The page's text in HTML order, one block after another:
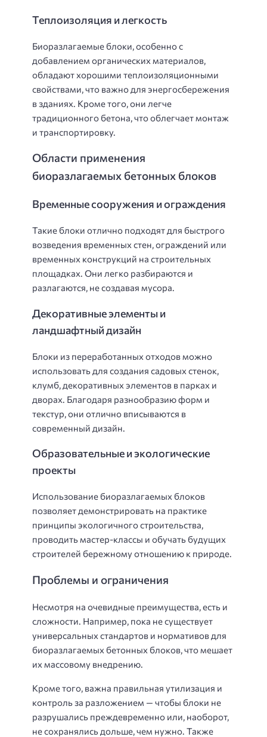
Теплоизоляция и легкость
Биоразлагаемые блоки, особенно с
добавлением органических материалов,
обладают хорошими теплоизоляционными
свойствами, что важно для энергосбережения
в зданиях. Кроме того, они легче
традиционного бетона, что облегчает монтаж
и транспортировку.
Области применения
биоразлагаемых бетонных блоков
Временные сооружения и ограждения
Такие блоки отлично подходят для быстрого
возведения временных стен, ограждений или
временных конструкций на строительных
площадках. Они легко разбираются и
разлагаются, не создавая мусора.
Декоративные элементы и
ландшафтный дизайн
Блоки из переработанных отходов можно
использовать для создания садовых стенок,
клумб, декоративных элементов в парках и
дворах. Благодаря разнообразию форм и
текстур, они отлично вписываются в
современный дизайн.
Образовательные и экологические
проекты
Использование биоразлагаемых блоков
позволяет демонстрировать на практике
принципы экологичного строительства,
проводить мастер-классы и обучать будущих
строителей бережному отношению к природе.
Проблемы и ограничения
Несмотря на очевидные преимущества, есть и
сложности. Например, пока не существует
универсальных стандартов и нормативов для
биоразлагаемых бетонных блоков, что мешает
их массовому внедрению.
Кроме того, важна правильная утилизация и
контроль за разложением — чтобы блоки не
разрушались преждевременно или, наоборот,
не сохранялись дольше, чем нужно. Также